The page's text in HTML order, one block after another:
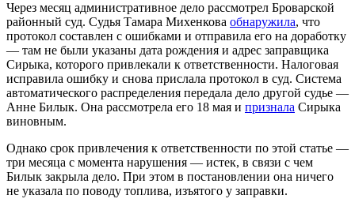
Через месяц административное дело рассмотрел Броварской
районный суд. Судья Тамара Михенкова обнаружила, что
протокол составлен с ошибками и отправила его на доработку
— там не были указаны дата рождения и адрес заправщика
Сирыка, которого привлекали к ответственности. Налоговая
исправила ошибку и снова прислала протокол в суд. Система
автоматического распределения передала дело другой судье —
Анне Билык. Она рассмотрела его 18 мая и признала Сирыка
виновным.
Однако срок привлечения к ответственности по этой статье —
три месяца с момента нарушения — истек, в связи с чем
Билык закрыла дело. При этом в постановлении она ничего
не указала по поводу топлива, изъятого у заправки.